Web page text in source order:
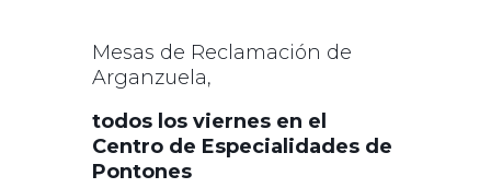
Mesas de Reclamación de
Arganzuela,
todos los viernes en el
Centro de Especialidades de
Pontones